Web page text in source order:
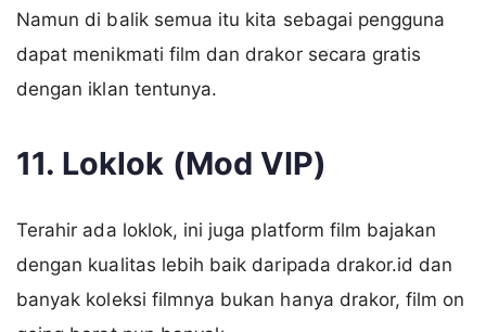
Namun di balik semua itu kita sebagai pengguna
dapat menikmati film dan drakor secara gratis
dengan iklan tentunya.
11. Loklok (Mod VIP)
Terahir ada loklok, ini juga platform film bajakan
dengan kualitas lebih baik daripada drakor.id dan
banyak koleksi filmnya bukan hanya drakor, film on